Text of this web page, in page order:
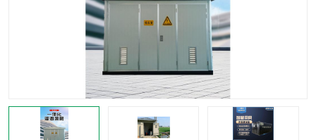
雨水收集回用装置 门式冲洗装置
智能一体化灌溉泵房 一体化污水处理泵房
水面垃圾清理装置 浅层砂过滤装置
一体化泵闸